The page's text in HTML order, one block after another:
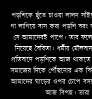
পড়শিকে ছুঁতে চাওয়া লালন
গা লাগিয়ে বাস করা পড়শি
সে আমাদেরই পাপে। তার
নিয়েছে বৈরিতা। ধর্মীয়
প্রতিবাদে পড়শিকে আজ
সমাজের দিকে পৌঁছনোর এক
আমাদের ঘাড়ের ওপর চেপে
আজ বিপন্ন। তারা